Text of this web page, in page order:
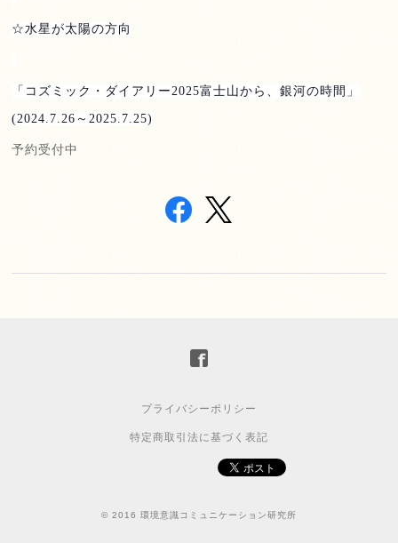
☆水星が太陽の方向
「コズミック・ダイアリー2025富士山から、銀河の時間」
(2024.7.26 ～2025.7.25)
予約受付中
プライバシーポリシー
特定商取引法に基づく表記
© 2016 環境意識コミュニケーション研究所